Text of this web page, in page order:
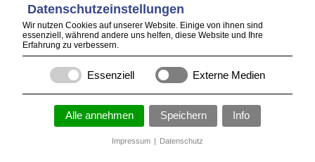
Datenschutzeinstellungen
Wir nutzen Cookies auf unserer Website. Einige von ihnen sind
essenziell, während andere uns helfen, diese Website und Ihre
Erfahrung zu verbessern.
Essenziell Externe Medien
Alle annehmen Speichern Info
Impressum | Datenschutz
Durch das Laden dieser Karte, geben Sie Ihre
Zustimmung zu den Datenschutzbedingungen von
LLC
.
laden
Google Maps immer laden